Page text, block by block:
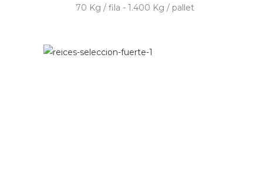
70 Kg / fila - 1.400 Kg / pallet